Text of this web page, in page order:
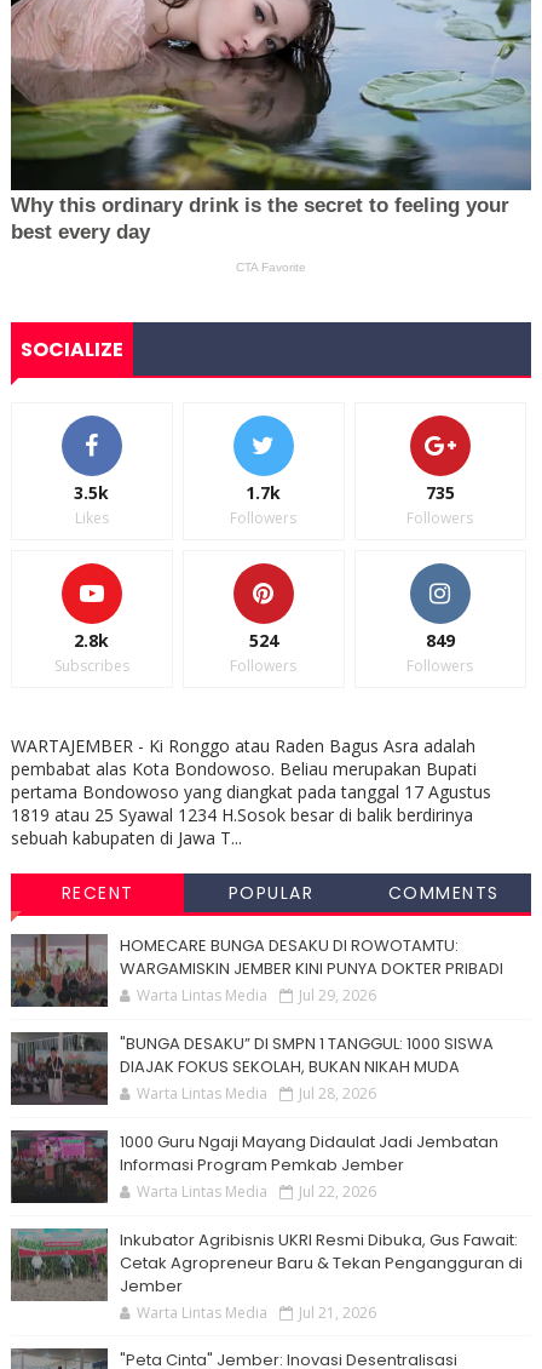
SOCIALIZE
3.5k
Likes
1.7k
Followers
735
Followers
2.8k
Subscribes
524
Followers
849
Followers
WARTAJEMBER - Ki Ronggo atau Raden Bagus Asra adalah
pembabat alas Kota Bondowoso. Beliau merupakan Bupati
pertama Bondowoso yang diangkat pada tanggal 17 Agustus
1819 atau 25 Syawal 1234 H.Sosok besar di balik berdirinya
sebuah kabupaten di Jawa T...
RECENT POPULAR COMMENTS
HOMECARE BUNGA DESAKU DI ROWOTAMTU:
WARGAMISKIN JEMBER KINI PUNYA DOKTER PRIBADI
Warta Lintas Media Jul 29, 2026
"BUNGA DESAKU” DI SMPN 1 TANGGUL: 1000 SISWA
DIAJAK FOKUS SEKOLAH, BUKAN NIKAH MUDA
Warta Lintas Media Jul 28, 2026
1000 Guru Ngaji Mayang Didaulat Jadi Jembatan
Informasi Program Pemkab Jember
Warta Lintas Media Jul 22, 2026
Inkubator Agribisnis UKRI Resmi Dibuka, Gus Fawait:
Cetak Agropreneur Baru & Tekan Pengangguran di
Jember
Warta Lintas Media Jul 21, 2026
"Peta Cinta" Jember: Inovasi Desentralisasi